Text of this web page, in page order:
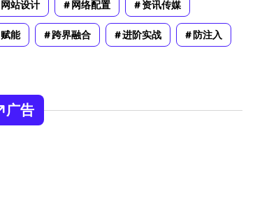
网站设计 网络配置 资讯传媒
赋能 跨界融合 进阶实战 防注入
广告